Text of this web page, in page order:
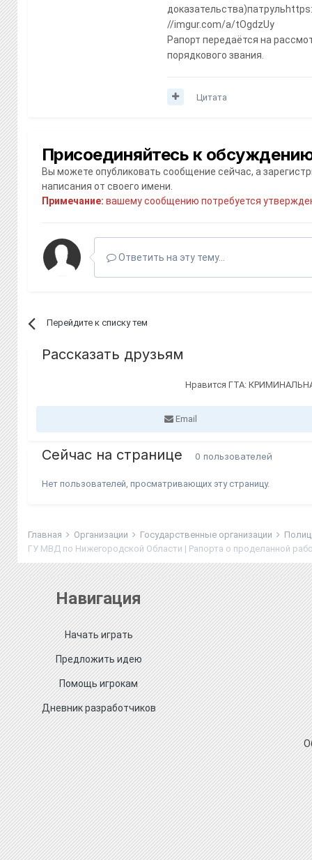
//imgur.com/a/tOgdzUy
Рапорт передаётся на
порядкового звания.
Цитата
Присоединяйтесь к
Вы можете опубликовать сообщение сейчас, а
написания от своего имени.
Примечание: вашему сообщению потребуется
Ответить на эту тему...
Перейдите к списку тем
Рассказать друзьям
Нравится ГТА:
Email
Сейчас на странице 0 пользователей
Нет пользователей, просматривающих эту страницу.
Главная Организации Государственные организации
ГУ МВД по Нижегородской Области | Рапорта о проделанной
Навигация
Начать играть
Предложить идею
Помощь игрокам
Дневник разработчиков